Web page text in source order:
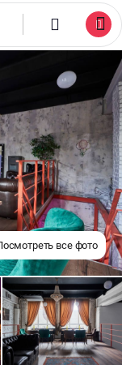
все фото